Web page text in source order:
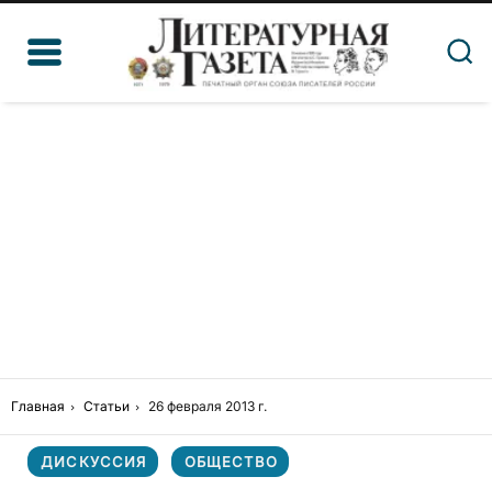
Главная Статьи 26 февраля 2013 г.
ДИСКУССИЯ ОБЩЕСТВО